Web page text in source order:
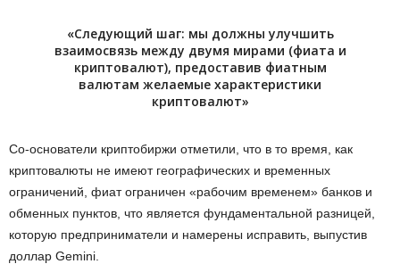
«Cледующий шаг: мы должны улучшить
взаимосвязь между двумя мирами (фиата и
криптовалют), предоставив фиатным
валютам желаемые характеристики
криптовалют»
Со-основатели криптобиржи отметили, что в то время, как
криптовалюты не имеют географических и временных
ограничений, фиат ограничен «рабочим временем» банков и
обменных пунктов, что является фундаментальной разницей,
которую предприниматели и намерены исправить, выпустив
доллар Gemini.